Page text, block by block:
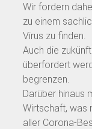
Wir fordern
zu einem
Virus zu finden.
Auch die
überfordert
begrenzen.
Darüber hinaus
Wirtschaft, was
aller Corona-